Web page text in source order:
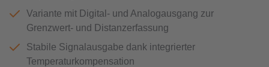
Variante mit Digital- und Analogausgang zur
Grenzwert- und Distanzerfassung
Stabile Signalausgabe dank integrierter
Temperaturkompensation